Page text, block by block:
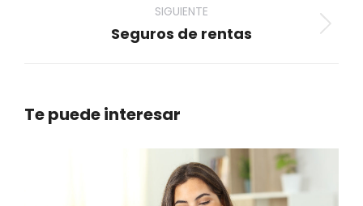
SIGUIENTE
Proyecto
Seguros de rentas
Te puede interesar